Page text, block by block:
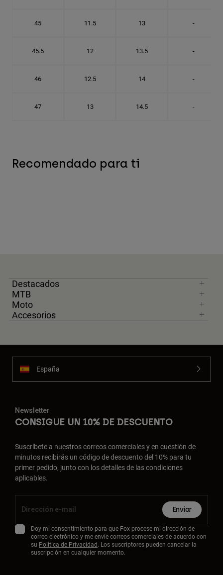
45 11.5 13 -
45.5 12 13.5 -
46 12.5 14 -
47 13 14.5 -
Recomendado para ti
Destacados
MTB
Moto
Accesorios
España
Newsletter
CONSIGUE UN 10% DE DESCUENTO
Suscríbete a nuestros correos comerciales y en cuestión de
minutos recibirás un código de descuento del 10% para tu
primer pedido, junto con los detalles de las condiciones
aplicables.
Enviar
Doy mi consentimiento para que Fox procese mi dirección de
correo electrónico y me envíe correos comerciales de acuerdo con
su Política de Privacidad. Los suscriptores pueden cancelar la
suscripción en cualquier momento.